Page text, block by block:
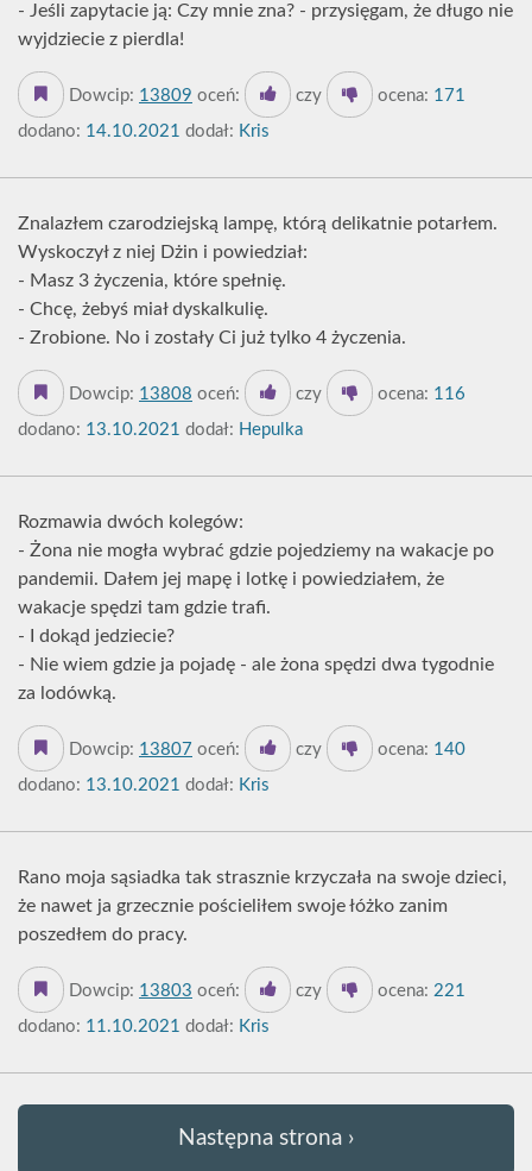
- Jeśli zapytacie ją: Czy mnie zna? - przysięgam, że długo nie
wyjdziecie z pierdla!
Dowcip: 13809 oceń: czy ocena: 171
dodano: 14.10.2021 dodał: Kris
Znalazłem czarodziejską lampę, którą delikatnie potarłem.
Wyskoczył z niej Dżin i powiedział:
- Masz 3 życzenia, które spełnię.
- Chcę, żebyś miał dyskalkulię.
- Zrobione. No i zostały Ci już tylko 4 życzenia.
Dowcip: 13808 oceń: czy ocena: 116
dodano: 13.10.2021 dodał: Hepulka
Rozmawia dwóch kolegów:
- Żona nie mogła wybrać gdzie pojedziemy na wakacje po
pandemii. Dałem jej mapę i lotkę i powiedziałem, że
wakacje spędzi tam gdzie trafi.
- I dokąd jedziecie?
- Nie wiem gdzie ja pojadę - ale żona spędzi dwa tygodnie
za lodówką.
Dowcip: 13807 oceń: czy ocena: 140
dodano: 13.10.2021 dodał: Kris
Rano moja sąsiadka tak strasznie krzyczała na swoje dzieci,
że nawet ja grzecznie pościeliłem swoje łóżko zanim
poszedłem do pracy.
Dowcip: 13803 oceń: czy ocena: 221
dodano: 11.10.2021 dodał: Kris
Następna strona ›